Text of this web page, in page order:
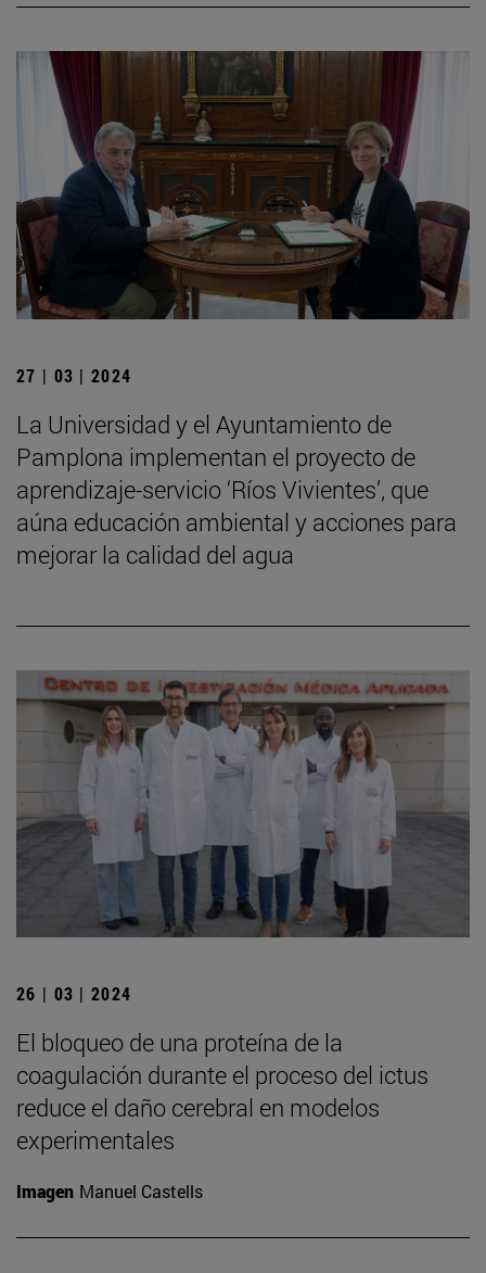
27 | 03 | 2024
La Universidad y el Ayuntamiento de
Pamplona implementan el proyecto de
aprendizaje-servicio ‘Ríos Vivientes’, que
aúna educación ambiental y acciones para
mejorar la calidad del agua
26 | 03 | 2024
El bloqueo de una proteína de la
coagulación durante el proceso del ictus
reduce el daño cerebral en modelos
experimentales
Imagen Manuel Castells